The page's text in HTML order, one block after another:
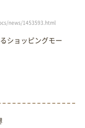
news/1453593.html
ショッピングモー